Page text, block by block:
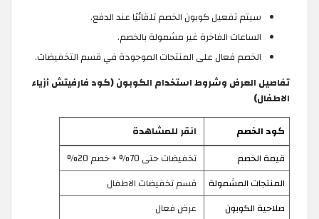
سيتم تفعيل كوبون الخصم تلقائيًا عند الدفع.
الساعات الفاخرة غير مشمولة بالخصم.
الخصم فعال على المنتجات الموجودة في قسم التخفيضات.
تفاصيل العرض وشروط استخدام الكوبون (كود فارفيتش أزياء
الاطفال)
كود الخصم
انقر للمشاهدة
قيمة الخصم
تخفيضات حتى 70% + خصم 20%
المنتجات المشمولة
قسم تخفيضات الاطفال
صلاحية الكوبون
عرض فعال